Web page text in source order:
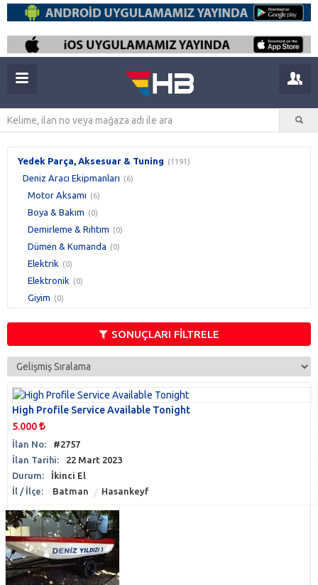
Yedek Parça, Aksesuar & Tuning (1191)
Deniz Aracı Ekipmanları (6)
Motor Aksamı (6)
Boya & Bakım (0)
Demirleme & Rıhtım (0)
Dümen & Kumanda (0)
Elektrik (0)
Elektronik (0)
Giyim (0)
Havalandırma
Hırdavat & Tesisat
Navigasyon (0)
Pis Su & Tuvalet
Sintine
Tatlı Su
Yakıt Sistemi
SONUÇLARI FİLTRELE
High Profile Service Available Tonight
5.000
İlan No:
#2757
İlan Tarihi:
22 Mart 2023
Durum:
İkinci El
İl / İlçe:
Batman Hasankeyf